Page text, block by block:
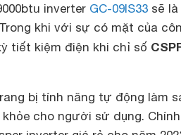
inverter GC-09IS33 sẽ
khi với sự có mặt của
tiết kiệm điện khi chỉ số
bị tính năng tự động làm
cho người sử dụng.